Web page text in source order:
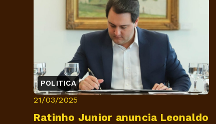
POLITICA
21/03/2025
Ratinho Junior anuncia Leonaldo